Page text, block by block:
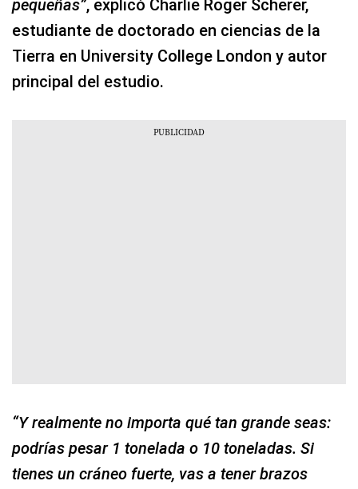
pequeñas”, explicó Charlie Roger Scherer,
estudiante de doctorado en ciencias de la
Tierra en University College London y autor
principal del estudio.
“Y realmente no importa qué tan grande seas:
podrías pesar 1 tonelada o 10 toneladas. Si
tienes un cráneo fuerte, vas a tener brazos